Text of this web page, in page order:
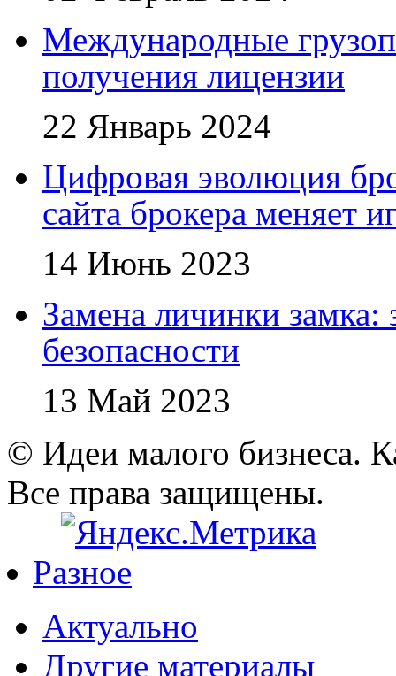
Международные
получения лицензии
22 Январь 2024
Цифровая эволюция
сайта брокера меняет
14 Июнь 2023
Замена личинки замка:
безопасности
13 Май 2023
© Идеи малого бизнеса.
Все права защищены.
Разное
Актуально
Другие материалы